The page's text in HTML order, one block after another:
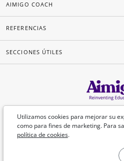
Utilizamos cookies para mejorar su
como para fines de marketing. Para
política de cookies.
AIMIGO COACH
REFERENCIAS
SECCIONES ÚTILES